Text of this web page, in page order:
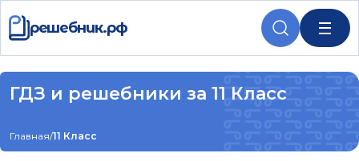
решебник.рф
ГДЗ и решебники за 11 Класс
Главная/11 Класс